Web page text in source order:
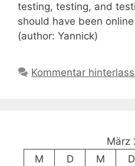
testing, testing, and
should have been
(author: Yannick)
Kommentar
März
M
D M D